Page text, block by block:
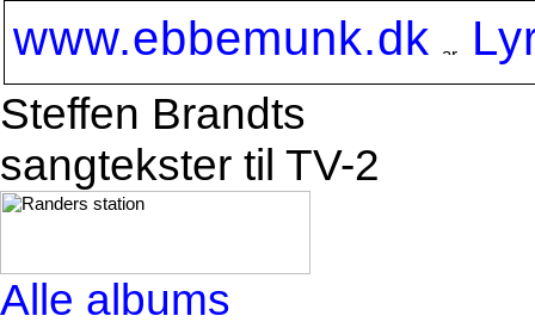
www.ebbemunk.dk
Steffen Brandts
sangtekster til TV-2
Alle albums